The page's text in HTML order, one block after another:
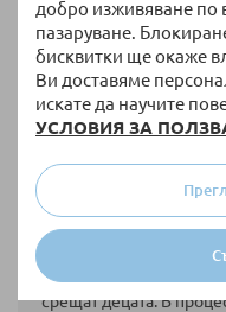
добро изживяване по
пазаруване.
бисквитки ще окаже
Ви доставяме
искате да научите
УСЛОВИЯ ЗА
Резервен материал за
работилница
1,99 € /3,89 лв.
Специална цена
Покажи по на
Различните видове
сглобяване са сред
срещат децата. В